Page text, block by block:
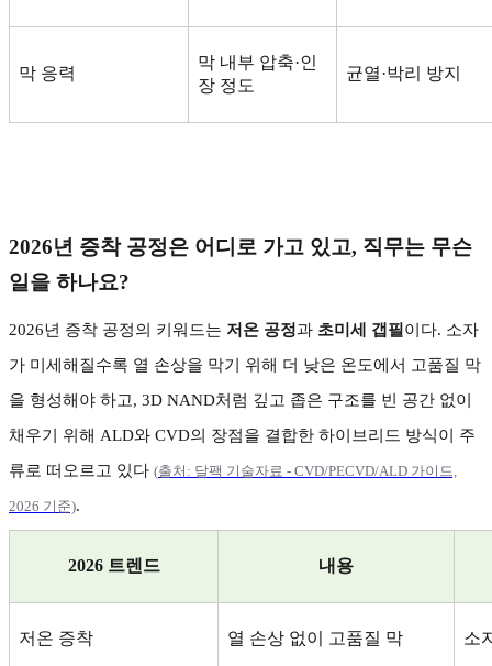
막 응력
막 내부 압축·인
장 정도
균열·박리 방지
2026년 증착 공정은 어디로 가고 있고, 직무는 무슨
일을 하나요?
2026년 증착 공정의 키워드는 저온 공정과 초미세 갭필이다. 소자
가 미세해질수록 열 손상을 막기 위해 더 낮은 온도에서 고품질 막
을 형성해야 하고, 3D NAND처럼 깊고 좁은 구조를 빈 공간 없이
채우기 위해 ALD와 CVD의 장점을 결합한 하이브리드 방식이 주
류로 떠오르고 있다 (출처: 달팩 기술자료 - CVD/PECVD/ALD 가이드,
2026 기준).
2026 트렌드 내용
저온 증착 열 손상 없이 고품질 막 소